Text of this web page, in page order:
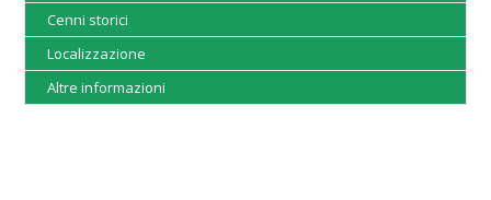
Cenni storici
Localizzazione
Altre informazioni